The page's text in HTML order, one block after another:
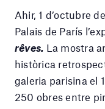
Ahir, 1 d’octubre
Palais de París
rêves. La mostra
històrica
galeria parisina el
250 obres entre